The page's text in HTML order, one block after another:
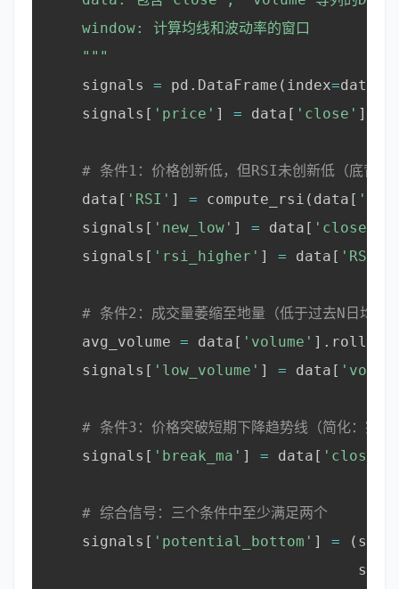
    window: 计算均线和波动率的窗口
    """
    signals
= pd . DataFrame ( index=data
    signals
[ 'price' ] = data [ 'close' ]
# 条件1：价格创新低，但RSI未创新低（底背离
    data
[ 'RSI' ] = compute_rsi ( data [
    signals
[ 'new_low' ] = data [ 'close'
    signals
[ 'rsi_higher' ] = data [ 'RSI'
# 条件2：成交量萎缩至地量（低于过去N日均量
    avg_volume
= data [ 'volume' ] . rolling
    signals
[ 'low_volume' ] = data [
# 条件3：价格突破短期下降趋势线（简化：突破
    signals
[ 'break_ma' ] = data [ 'close'
# 综合信号：三个条件中至少满足两个
    signals
[ 'potential_bottom' ] = (